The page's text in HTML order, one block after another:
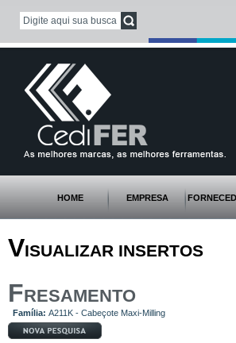
HOME EMPRESA
VISUALIZAR INSERTOS
FRESAMENTO
Família: A211K - Cabeçote Maxi-Milling